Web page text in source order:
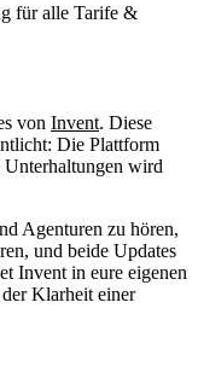
für alle Tarife &
von Invent. Diese
Die Plattform
wird
Agenturen zu hören,
und beide Updates
Invent in eure eigenen
Klarheit einer